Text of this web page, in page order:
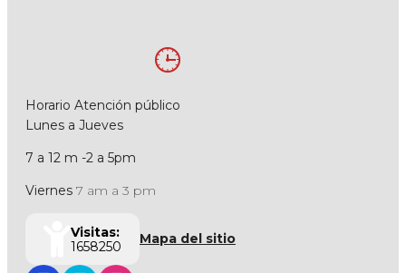
Horario Atención público
Lunes a Jueves
7 a 12 m -2 a 5pm
Viernes 7 am a 3 pm
Visitas:
1658250
Mapa del sitio